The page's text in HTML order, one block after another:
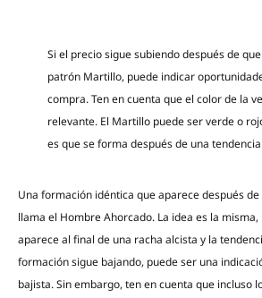
Si el precio sigue subiendo después de
patrón Martillo, puede indicar
compra. Ten en cuenta que el color de la
relevante. El Martillo puede ser verde o
es que se forma después de una
Una formación idéntica que aparece después
llama el Hombre Ahorcado. La idea es la misma,
aparece al final de una racha alcista y la
formación sigue bajando, puede ser una
bajista. Sin embargo, ten en cuenta que incluso